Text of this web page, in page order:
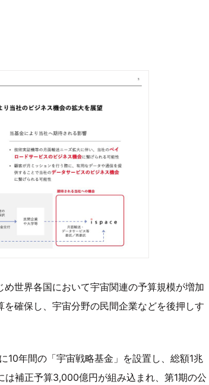
世界各国において宇宙関連の予算規模が増加
確保し、宇宙分野の民間企業などを後押しす
10年間の「宇宙戦略基金」を設置し、総額1兆
補正予算3,000億円が組み込まれ、第1期の公